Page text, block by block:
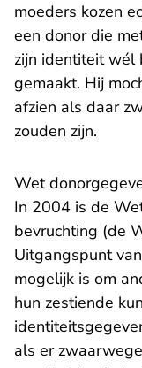
moeders kozen
een donor die
zijn identiteit wél
gemaakt. Hij
afzien als daar
zouden zijn.
Wet
In 2004 is de
bevruchting (de
Uitgangspunt
mogelijk is om
hun zestiende
als er